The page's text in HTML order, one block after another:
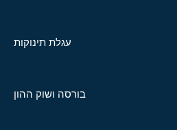
עגלת תינוקות
בורסה ושוק ההון